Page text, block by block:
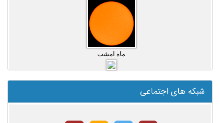
ماه امشب
شبکه های اجتماعی